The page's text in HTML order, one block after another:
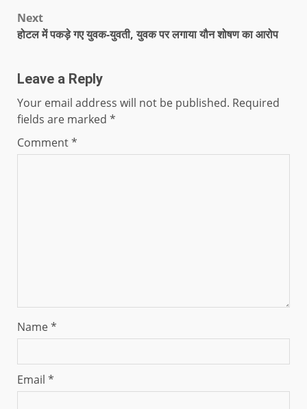
Next
होटल में पकड़े गए युवक-युवती, युवक पर लगाया यौन शोषण का आरोप
Leave a Reply
Your email address will not be published. Required
fields are marked *
Comment*
Name*
Email *